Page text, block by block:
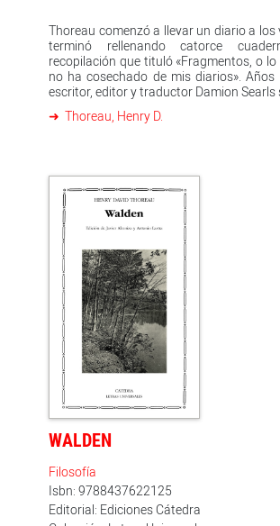
Thoreau comenzó a llevar un diario a los
terminó rellenando catorce
recopilación que tituló «Fragmentos, o
no ha cosechado de mis diarios». Años
escritor, editor y traductor Damion Searls
Thoreau, Henry D.
WALDEN
Filosofía
Isbn: 9788437622125
Editorial: Ediciones Cátedra